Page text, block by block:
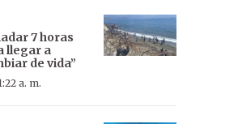
7 horas
llegar a
de vida”
a. m.